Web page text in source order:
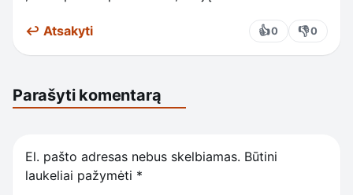
↩ Atsakyti 👍0 👎0
Parašyti komentarą
El. pašto adresas nebus skelbiamas. Būtini
laukeliai pažymėti *